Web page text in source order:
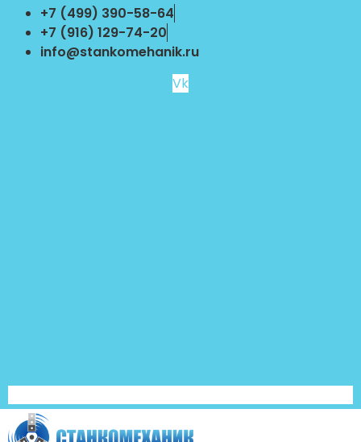
Перейти
содержимому
+7 (499) 390-58-64
+7 (916) 129-74-20
info@stankomehanik.ru
Vk